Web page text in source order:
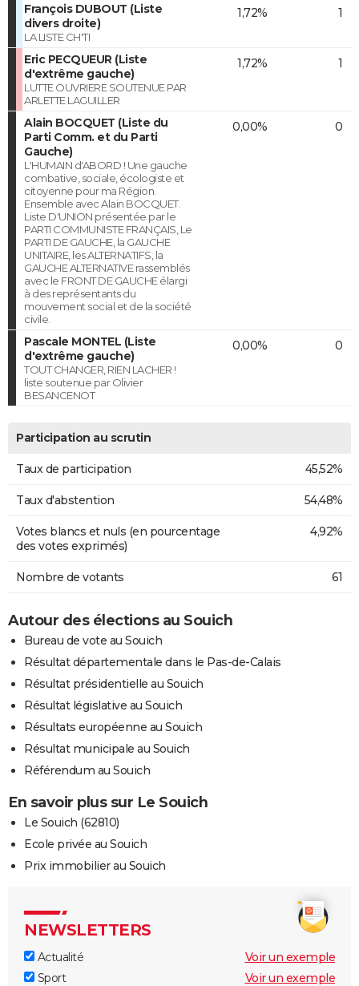
François DUBOUT (Liste
divers droite)
LA LISTE CH'TI
1,72% 1
Eric PECQUEUR (Liste
d'extrême gauche)
LUTTE OUVRIERE SOUTENUE PAR
ARLETTE LAGUILLER
1,72% 1
Alain BOCQUET (Liste du
Parti Comm. et du Parti
Gauche)
L'HUMAIN d'ABORD ! Une gauche
combative, sociale, écologiste et
citoyenne pour ma Région.
Ensemble avec Alain BOCQUET.
Liste D'UNION présentée par le
PARTI COMMUNISTE FRANÇAIS, Le
PARTI DE GAUCHE, la GAUCHE
UNITAIRE, les ALTERNATIFS, la
GAUCHE ALTERNATIVE rassemblés
avec le FRONT DE GAUCHE élargi
à des représentants du
mouvement social et de la société
civile.
0,00% 0
Pascale MONTEL (Liste
d'extrême gauche)
TOUT CHANGER, RIEN LACHER !
liste soutenue par Olivier
BESANCENOT
0,00% 0
Participation au scrutin
Taux de participation 45,52%
Taux d'abstention 54,48%
Votes blancs et nuls (en pourcentage
des votes exprimés)
4,92%
Nombre de votants 61
Autour des élections au Souich
Bureau de vote au Souich
Résultat départementale dans le Pas-de-Calais
Résultat présidentielle au Souich
Résultat législative au Souich
Résultats européenne au Souich
Résultat municipale au Souich
Référendum au Souich
En savoir plus sur Le Souich
Le Souich (62810)
Ecole privée au Souich
Prix immobilier au Souich
NEWSLETTERS
Actualité
Voir un exemple
Sport
Voir un exemple